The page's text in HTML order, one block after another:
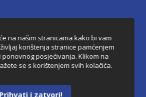
na našim stranicama kako bi vam
korištenja stranice pamćenjem
posjećivanja. Klikom na
se s korištenjem svih kolačića.
Prihvati i zatvori!